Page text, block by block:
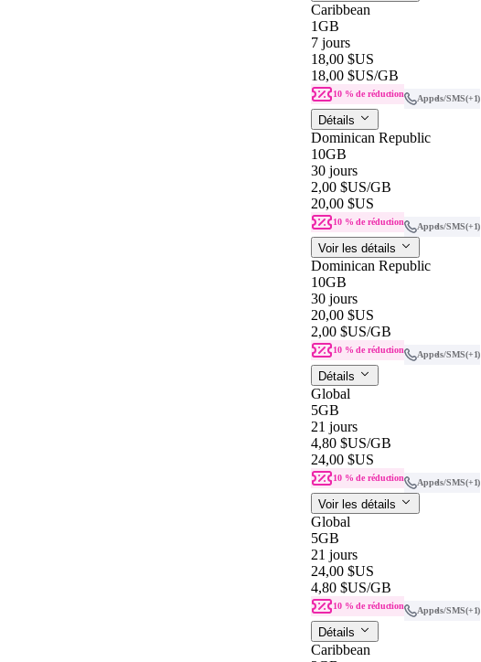
Caribbean
1GB
7 jours
18,00 $US
18,00 $US/GB
10 % de réduction Appels/SMS(+1)
Détails
Dominican Republic
10GB
30 jours
2,00 $US/GB
20,00 $US
10 % de réduction Appels/SMS(+1)
Voir les détails
Dominican Republic
10GB
30 jours
20,00 $US
2,00 $US/GB
10 % de réduction Appels/SMS(+1)
Détails
Global
5GB
21 jours
4,80 $US/GB
24,00 $US
10 % de réduction Appels/SMS(+1)
Voir les détails
Global
5GB
21 jours
24,00 $US
4,80 $US/GB
10 % de réduction Appels/SMS(+1)
Détails
Caribbean